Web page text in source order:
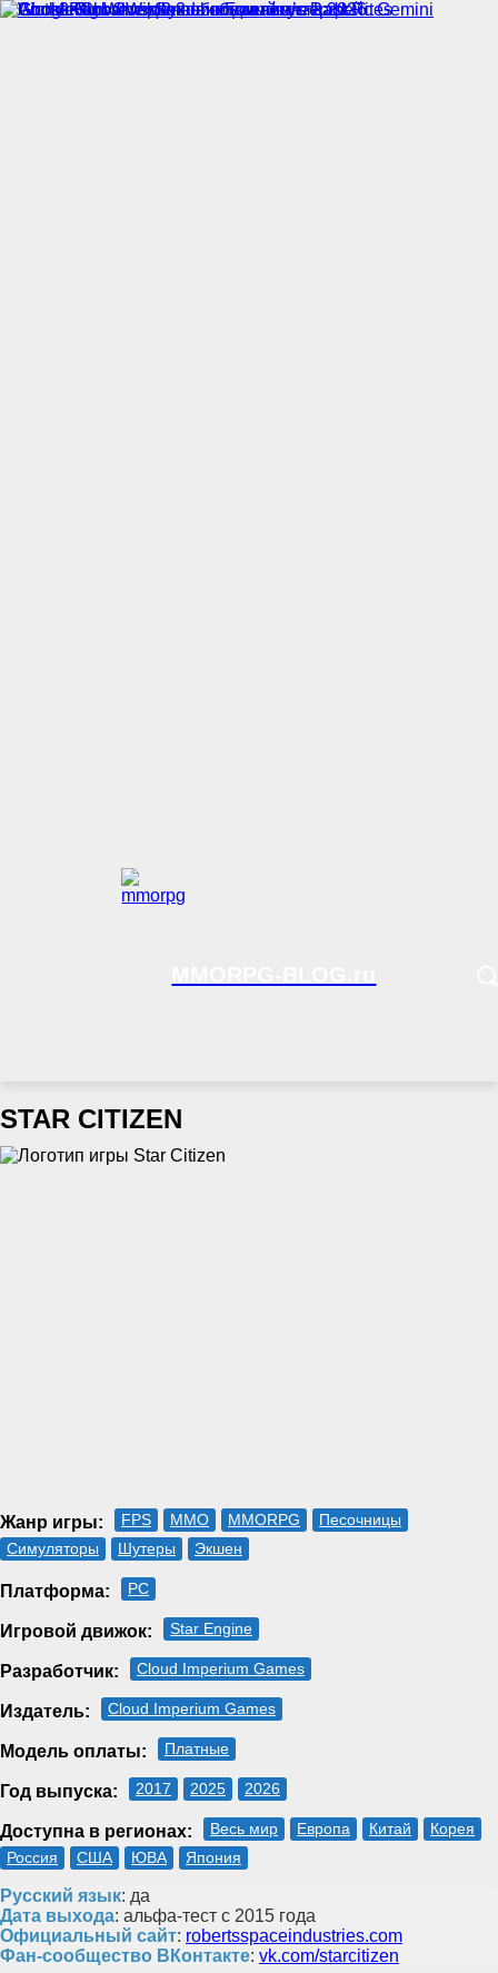
STAR CITIZEN
Жанр игры: FPS MMO MMORPG
Песочницы
Симуляторы
Шутеры Экшен
Платформа: PC
Игровой движок: Star Engine
Разработчик: Cloud Imperium Games
Издатель: Cloud Imperium Games
Модель оплаты: Платные
Год выпуска: 2017 2025 2026
Доступна в регионах: Весь мир Европа Китай
Корея
Россия
США ЮВА Япония
Русский язык: да
Дата выхода: альфа-тест с 2015 года
Официальный сайт: robertsspaceindustries.com
Фан-сообщество ВКонтакте: vk.com/starcitizen